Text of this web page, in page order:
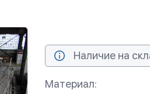
Наличие на
Материал: